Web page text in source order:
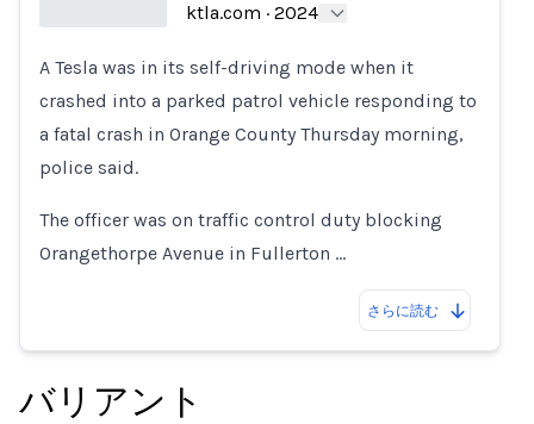
Loading...
ktla.com · 2024
A Tesla was in its self-driving mode when it
crashed into a parked patrol vehicle responding to
a fatal crash in Orange County Thursday morning,
police said.
The officer was on traffic control duty blocking
Orangethorpe Avenue in Fullerton …
さらに読む
バリアント